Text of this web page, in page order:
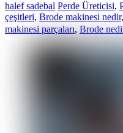
halef sadebal Perde Üreticisi,
çeşitleri, Brode makinesi nedir,
makinesi parçaları, Brode